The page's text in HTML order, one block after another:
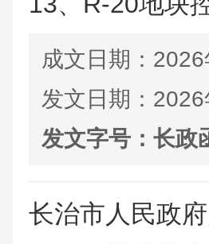
成文日期： 2026
发文日期： 2026
发文字号： 长政
长治市人民政